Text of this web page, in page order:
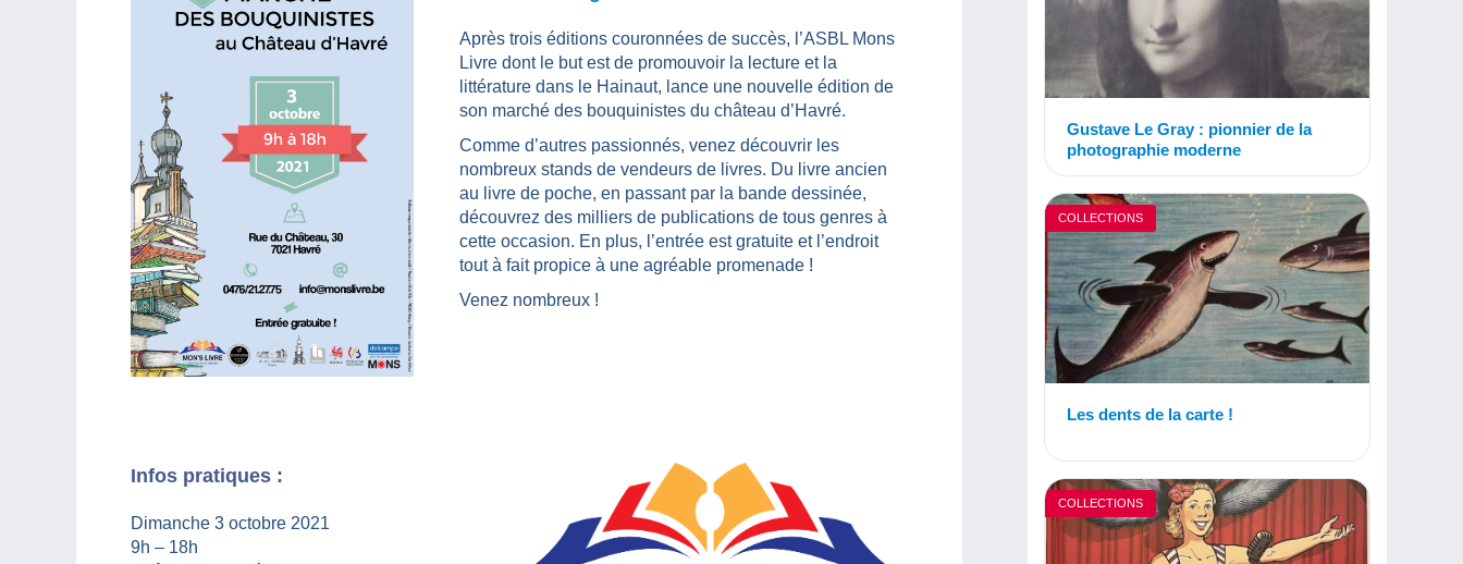
Après trois éditions couronnées de succès, l’ASBL Mons
Livre dont le but est de promouvoir la lecture et la
littérature dans le Hainaut, lance une nouvelle édition de
son marché des bouquinistes du château d’Havré.
Comme d’autres passionnés, venez découvrir les
nombreux stands de vendeurs de livres. Du livre ancien
au livre de poche, en passant par la bande dessinée,
découvrez des milliers de publications de tous genres à
cette occasion. En plus, l’entrée est gratuite et l’endroit
tout à fait propice à une agréable promenade !
Venez nombreux !
Infos pratiques :
Dimanche 3 octobre 2021
9h – 18h
Gustave Le Gray : pionnier de la
photographie moderne
COLLECTIONS
Les dents de la carte !
COLLECTIONS